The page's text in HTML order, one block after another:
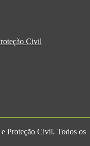
Civil
Proteção Civil. Todos os